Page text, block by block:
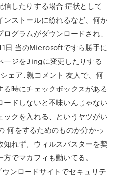
信したりする場合 症状として
ンストールに紛れるなど、何か
グラムがダウンロードされ、
日 当のMicrosoftですら勝手に
ージをBingに変更したりする
ェア. 親コメント 友人で、何
る時にチェックボックスがある
ードしないと不味いんじゃない
ックを入れる、というヤツがい
何をするためのものか分かっ
知れず、ウィルスバスターを契
でマカフィも動いてる。
ウンロードサイトでセキュリテ